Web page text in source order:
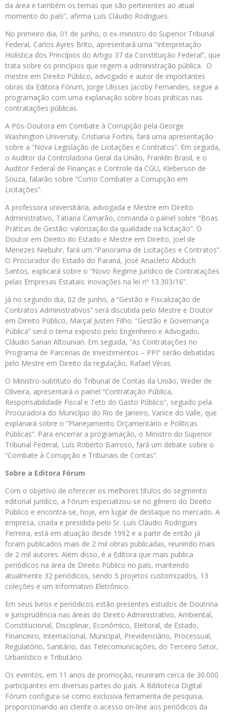
da área e também os temas que são pertinentes ao atual
momento do país”, afirma Luís Cláudio Rodrigues.
No primeiro dia, 01 de junho, o ex-ministro do Superior Tribunal
Federal, Carlos Ayres Brito, apresentará uma “Interpretação
Holística dos Princípios do Artigo 37 da Constituição Federal”, que
trata sobre os princípios que regem a administração pública. O
mestre em Direito Público, advogado e autor de importantes
obras da Editora Fórum, Jorge Ulisses Jacoby Fernandes, segue a
programação com uma explanação sobre boas práticas nas
contratações públicas.
A Pós-Doutora em Combate à Corrupção pela George
Washington University, Cristiana Fortini, fará uma apresentação
sobre a “Nova Legislação de Licitações e Contratos”. Em seguida,
o Auditor da Controladoria Geral da União, Franklin Brasil, e o
Auditor Federal de Finanças e Controle da CGU, Kleberson de
Souza, falarão sobre “Como Combater a Corrupção em
Licitações”.
A professora universitária, advogada e Mestre em Direito
Administrativo, Tatiana Camarão, comanda o painel sobre “Boas
Práticas de Gestão: valorização da qualidade na licitação”. O
Doutor em Direito do Estado e Mestre em Direito, Joel de
Menezes Niebuhr, fará um “Panorama de Licitações e Contratos”.
O Procurador do Estado do Paraná, José Anacleto Abduch
Santos, explicará sobre o “Novo Regime Jurídico de Contratações
pelas Empresas Estatais: inovações na lei nº 13.303/16”.
Já no segundo dia, 02 de junho, a “Gestão e Fiscalização de
Contratos Administrativos” será discutida pelo Mestre e Doutor
em Direito Público, Marçal Justen Filho. “Gestão e Governança
Pública” será o tema exposto pelo Engenheiro e Advogado,
Cláudio Sarian Altounian. Em seguida, “As Contratações no
Programa de Parcerias de Investimentos – PPI” serão debatidas
pelo Mestre em Direito da regulação, Rafael Véras.
O Ministro-subtituto do Tribunal de Contas da União, Weder de
Oliveira, apresentará o painel “Contratação Pública,
Responsabilidade Fiscal e Teto do Gasto Público”, seguido pela
Procuradora do Município do Rio de Janeiro, Vanice do Valle, que
explanará sobre o “Planejamento Orçamentário e Políticas
Públicas”. Para encerrar a programação, o Ministro do Superior
Tribunal Federal, Luís Roberto Barroso, fará um debate sobre o
“Combate à Corrupção e Tribunais de Contas”.
­Sobre a Editora Fórum
Com o objetivo de oferecer os melhores títulos do segmento
editorial jurídico, a Fórum especializou-se no gênero do Direito
Público e encontra-se, hoje, em lugar de destaque no mercado. A
empresa, criada e presidida pelo Sr. Luís Cláudio Rodrigues
Ferreira, está em atuação desde 1992 e a partir de então já
foram publicados mais de 2 mil obras publicadas, reunindo mais
de 2 mil autores. Além disso, é a Editora que mais publica
periódicos na área de Direito Público no país, mantendo
atualmente 32 periódicos, sendo 5 projetos customizados, 13
coleções e um Informativo Eletrônico.
Em seus livros e periódicos estão presentes estudos de Doutrina
e Jurisprudência nas áreas do Direito Administrativo, Ambiental,
Constitucional, Disciplinar, Econômico, Eleitoral, de Estado,
Financeiro, Internacional, Municipal, Previdenciário, Processual,
Regulatório, Sanitário, das Telecomunicações, do Terceiro Setor,
Urbanístico e Tributário.
Os eventos, em 11 anos de promoção, reuniram cerca de 30.000
participantes em diversas partes do país. A Biblioteca Digital
Fórum configura-se como exclusiva ferramenta de pesquisa,
proporcionando ao cliente o acesso on-line aos periódicos da